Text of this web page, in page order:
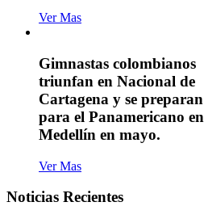
Ver Mas
Gimnastas colombianos
triunfan en Nacional de
Cartagena y se preparan
para el Panamericano en
Medellín en mayo.
Ver Mas
Noticias Recientes